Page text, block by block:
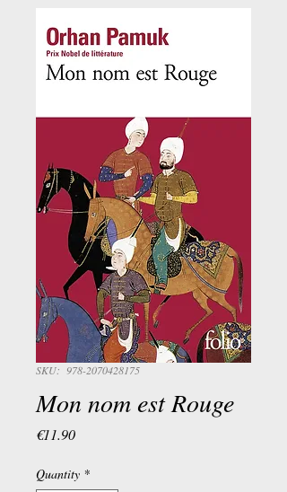
SKU: 978-2070428175
Mon nom est Rouge
€11.90Price
Quantity *